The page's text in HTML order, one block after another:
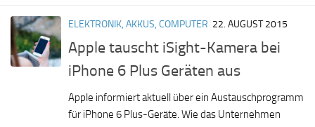
ELEKTRONIK, AKKUS, COMPUTER 22. AUGUST 2015
Apple tauscht iSight-Kamera bei
iPhone 6 Plus Geräten aus
Apple informiert aktuell über ein Austauschprogramm
für iPhone 6 Plus-Geräte. Wie das Unternehmen